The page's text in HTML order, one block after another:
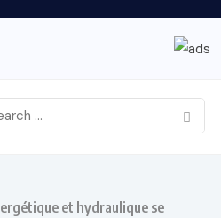
et hydraulique se